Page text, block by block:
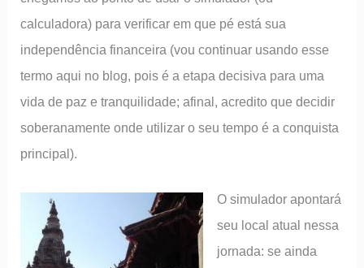
calculadora) para verificar em que pé está sua
independência financeira (vou continuar usando esse
termo aqui no blog, pois é a etapa decisiva para uma
vida de paz e tranquilidade; afinal, acredito que decidir
soberanamente onde utilizar o seu tempo é a conquista
principal).
O simulador apontará
seu local atual nessa
jornada: se ainda